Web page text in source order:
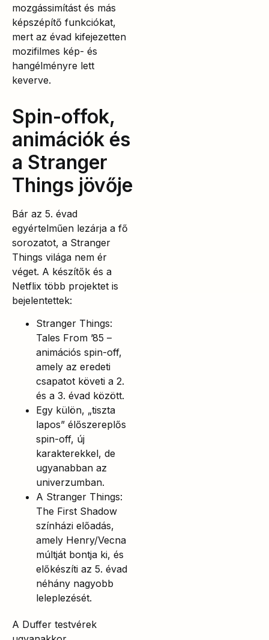
mozgássimítást és más
képszépítő funkciókat,
mert az évad kifejezetten
mozifilmes kép- és
hangélményre lett
keverve.
Spin-offok,
animációk és
a Stranger
Things jövője
Bár az 5. évad
egyértelműen lezárja a fő
sorozatot, a Stranger
Things világa nem ér
véget. A készítők és a
Netflix több projektet is
bejelentettek:
Stranger Things:
Tales From ’85 –
animációs spin-off,
amely az eredeti
csapatot követi a 2.
és a 3. évad között.
Egy külön, „tiszta
lapos” élőszereplős
spin-off, új
karakterekkel, de
ugyanabban az
univerzumban.
A Stranger Things:
The First Shadow
színházi előadás,
amely Henry/Vecna
múltját bontja ki, és
előkészíti az 5. évad
néhány nagyobb
leleplezését.
A Duffer testvérek